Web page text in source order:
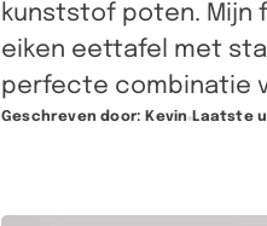
kunststof poten. Mijn
eiken eettafel met
perfecte combinatie
Geschreven door: Kevin Laatste